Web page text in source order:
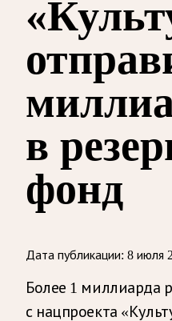
в
фонд
Дата публикации: 8 июля
Более 1 миллиарда
с нацпроекта